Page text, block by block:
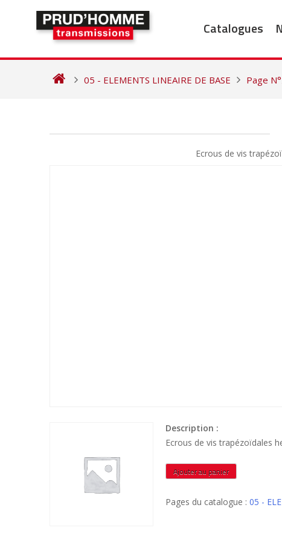
Catalogues
05 - ELEMENTS LINEAIRE DE BASE Page
Ecrous de vis
Description :
Ecrous de vis trapézoïdales
quantité
de
Ajouter au panier
Pages du catalogue : 05 -